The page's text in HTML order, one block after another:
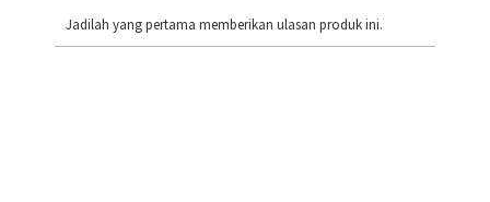
Jadilah yang pertama memberikan ulasan produk ini.